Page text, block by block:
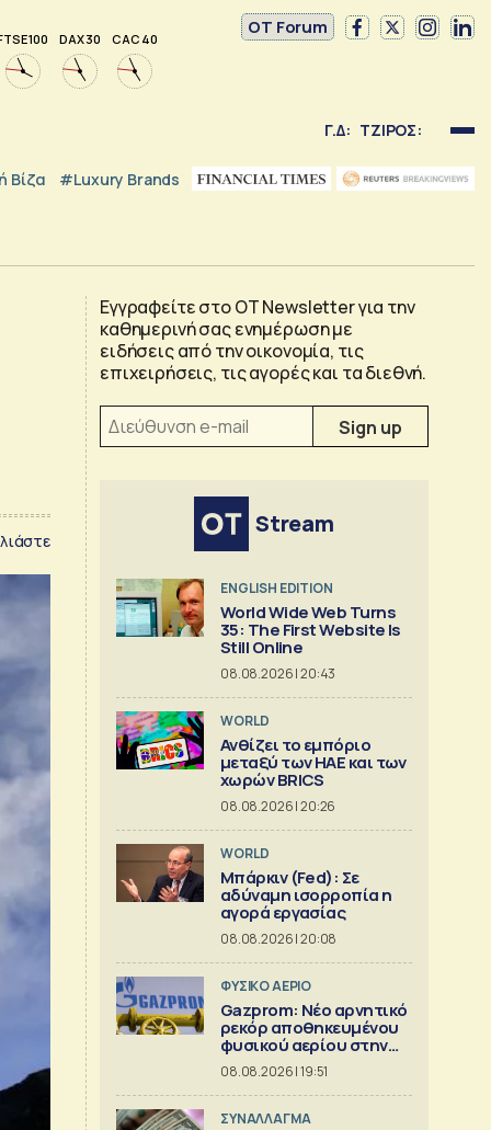
100 DAX 30 CAC 40
OT Forum
Γ.Δ: ΤΖΙΡΟΣ:
Βίζα #luxury Brands
Εγγραφείτε στο OT Newsletter για την
καθημερινή σας ενημέρωση με
ειδήσεις από την οικονομία, τις
επιχειρήσεις, τις αγορές και τα διεθνή.
Stream
ENGLISH EDITION
World Wide Web Turns
35: The First Website Is
Still Online
08.08.2026 | 20:43
WORLD
Ανθίζει το εμπόριο
μεταξύ των ΗΑΕ και των
χωρών BRICS
08.08.2026 | 20:26
WORLD
Μπάρκιν (Fed): Σε
αδύναμη ισορροπία η
αγορά εργασίας
08.08.2026 | 20:08
ΦΥΣΙΚΟ ΑΕΡΙΟ
Gazprom: Νέο αρνητικό
ρεκόρ αποθηκευμένου
φυσικού αερίου στην
Ευρώπη
08.08.2026 | 19:51
ΣΥΝΑΛΛΑΓΜΑ